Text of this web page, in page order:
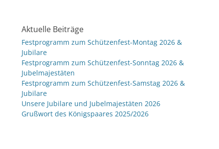
Aktuelle Beiträge
Festprogramm zum Schützenfest-Montag 2026 &
Jubilare
Festprogramm zum Schützenfest-Sonntag 2026 &
Jubelmajestäten
Festprogramm zum Schützenfest-Samstag 2026 &
Jubilare
Unsere Jubilare und Jubelmajestäten 2026
Grußwort des Königspaares 2025/2026